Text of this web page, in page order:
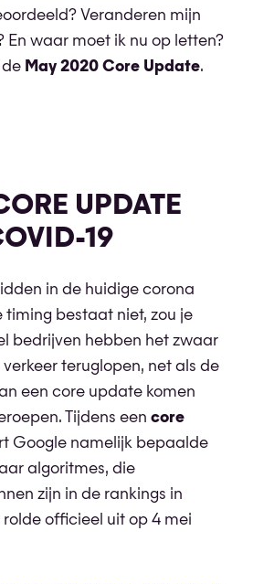
Veranderen mijn
En waar moet ik nu op letten?
de May 2020 Core Update.
UPDATE
19
in de huidige corona
timing bestaat niet, zou je
bedrijven hebben het zwaar
teruglopen, net als de
een core update komen
Tijdens een core
Google namelijk bepaalde
algoritmes, die
zijn in de rankings in
officieel uit op 4 mei